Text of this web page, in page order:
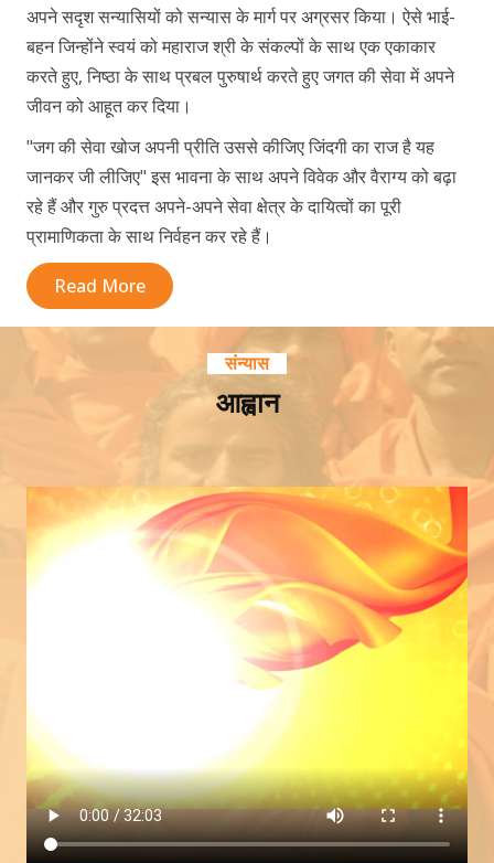
अपने सदृश सन्यासियों को सन्यास के मार्ग पर अग्रसर किया। ऐसे भाई-
बहन जिन्होंने स्वयं को महाराज श्री के संकल्पों के साथ एक एकाकार
करते हुए, निष्ठा के साथ प्रबल पुरुषार्थ करते हुए जगत की सेवा में अपने
जीवन को आहूत कर दिया।
"जग की सेवा खोज अपनी प्रीति उससे कीजिए जिंदगी का राज है यह
जानकर जी लीजिए" इस भावना के साथ अपने विवेक और वैराग्य को बढ़ा
रहे हैं और गुरु प्रदत्त अपने-अपने सेवा क्षेत्र के दायित्वों का पूरी
प्रामाणिकता के साथ निर्वहन कर रहे हैं।
Read More
संन्यास
आह्वान